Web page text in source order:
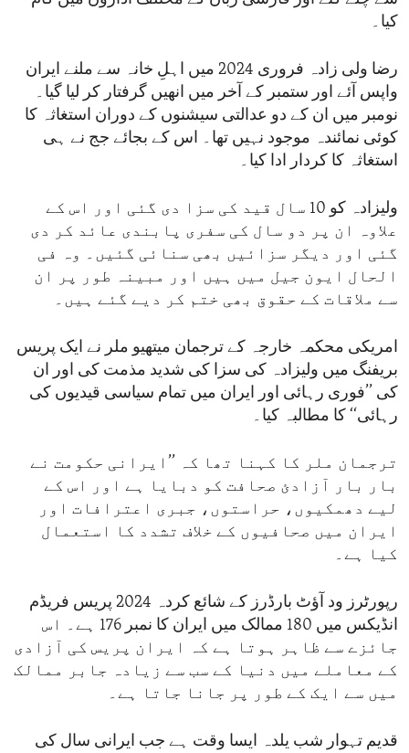
کیا۔
رضا ولی زادہ فروری 2024 میں اہلِ خانہ سے ملنے ایران
واپس آئے اور ستمبر کے آخر میں انھیں گرفتار کر لیا گیا۔
نومبر میں ان کے دو عدالتی سیشنوں کے دوران استغاثہ کا
کوئی نمائندہ موجود نہیں تھا۔ اس کے بجائے جج نے ہی
استغاثہ کا کردار ادا کیا۔
ولیزادہ کو 10 سال قید کی سزا دی گئی اور اس کے
علاوہ ان پر دو سال کی سفری پابندی عائد کر دی
گئی اور دیگر سزائیں بھی سنائی گئیں۔ وہ فی
الحال ایون جیل میں ہیں اور مبینہ طور پر ان
سے ملاقات کے حقوق بھی ختم کر دیے گئے ہیں۔
امریکی محکمہ خارجہ کے ترجمان میتھیو ملر نے ایک پریس
بریفنگ میں ولیزادہ کی سزا کی شدید مذمت کی اور ان
کی ’’فوری رہائی اور ایران میں تمام سیاسی قیدیوں کی
رہائی‘‘ کا مطالبہ کیا۔
ترجمان ملر کا کہنا تھا کہ ’’ایرانی حکومت نے
بار بار آزادئ صحافت کو دبایا ہے اور اس کے
لیے دھمکیوں، حراستوں، جبری اعترافات اور
ایران میں صحافیوں کے خلاف تشدد کا استعمال
کیا ہے۔
رپورٹرز ود آؤٹ بارڈرز کے شائع کردہ 2024 پریس فریڈم
انڈیکس میں 180 ممالک میں ایران کا نمبر 176 ہے۔ اس
جائزے سے ظاہر ہوتا ہے کہ ایران پریس کی آزادی
کے معاملے میں دنیا کے سب سے زیادہ جابر ممالک
میں سے ایک کے طور پر جانا جاتا ہے۔
قدیم تہوار شب یلدہ ایسا وقت ہے جب ایرانی سال کی